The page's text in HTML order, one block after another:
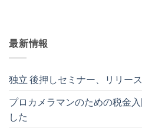
最新情報
独立 後押しセミナー、リリース
プロカメラマンのための税金
した